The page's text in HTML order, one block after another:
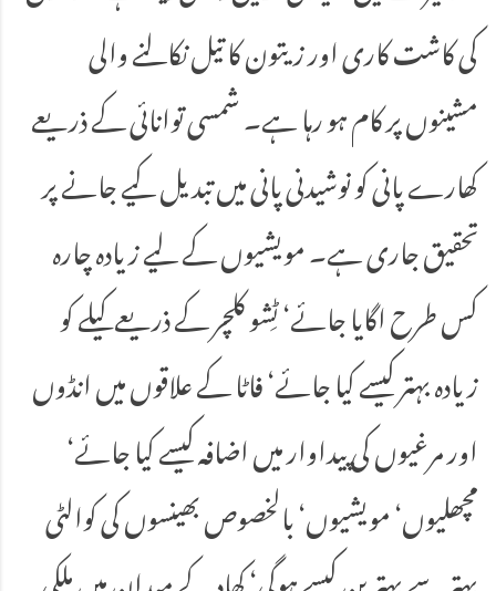
کی کاشت کاری اور زیتون کا تیل نکالنے والی
مشینوں پر کام ہو رہا ہے۔ شمسی توانائی کے ذریعے
کھارے پانی کو نوشیدنی پانی میں تبدیل کیے جانے پر
تحقیق جاری ہے۔ مویشیوں کے لیے زیادہ چارہ
کس طرح اگایا جائے‘ ٹِشو کلچر کے ذریعے کیلے کو
زیادہ بہتر کیسے کیا جائے‘ فاٹا کے علاقوں میں انڈوں
اور مرغیوں کی پیداوار میں اضافہ کیسے کیا جائے‘
مچھلیوں‘ مویشیوں‘ بالخصوص بھینسوں کی کوالٹی